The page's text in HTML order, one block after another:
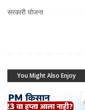
सरकारी योजना
You Might Also Enjoy